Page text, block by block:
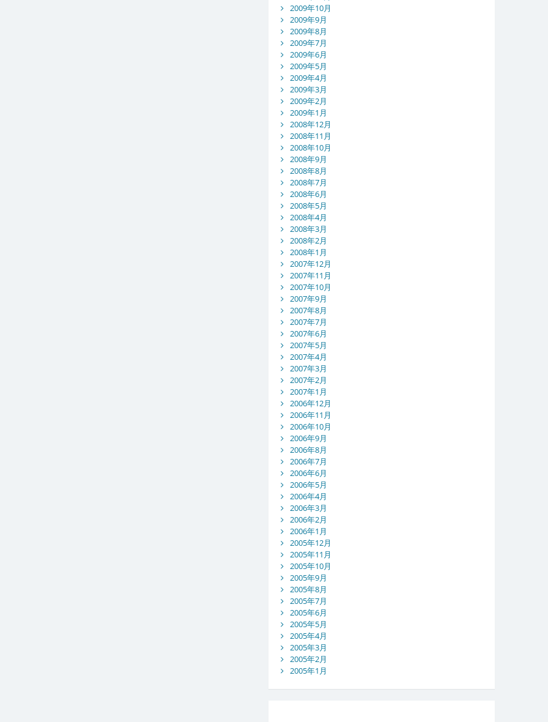
2009年10月
2009年9月
2009年8月
2009年7月
2009年6月
2009年5月
2009年4月
2009年3月
2009年2月
2009年1月
2008年12月
2008年11月
2008年10月
2008年9月
2008年8月
2008年7月
2008年6月
2008年5月
2008年4月
2008年3月
2008年2月
2008年1月
2007年12月
2007年11月
2007年10月
2007年9月
2007年8月
2007年7月
2007年6月
2007年5月
2007年4月
2007年3月
2007年2月
2007年1月
2006年12月
2006年11月
2006年10月
2006年9月
2006年8月
2006年7月
2006年6月
2006年5月
2006年4月
2006年3月
2006年2月
2006年1月
2005年12月
2005年11月
2005年10月
2005年9月
2005年8月
2005年7月
2005年6月
2005年5月
2005年4月
2005年3月
2005年2月
2005年1月